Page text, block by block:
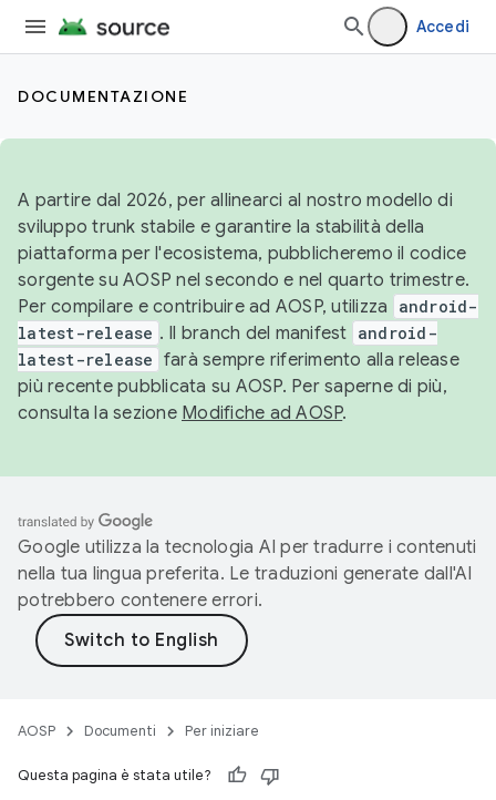
Accedi
DOCUMENTAZIONE
A partire dal 2026, per allinearci al nostro modello di
sviluppo trunk stabile e garantire la stabilità della
piattaforma per l'ecosistema, pubblicheremo il codice
sorgente su AOSP nel secondo e nel quarto trimestre.
Per compilare e contribuire ad AOSP, utilizza
android-
latest-release . Il branch del manifest android-
latest-release farà sempre riferimento alla release
più recente pubblicata su AOSP. Per saperne di più,
consulta la sezione Modifiche ad AOSP.
Google utilizza la tecnologia AI per tradurre i contenuti
nella tua lingua preferita. Le traduzioni generate dall'AI
potrebbero contenere errori.
AOSP Documenti Per iniziare
Questa pagina è stata utile?